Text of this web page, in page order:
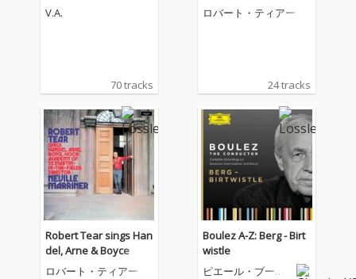
V.A.
70 tracks
ロバート・ティアー
24 tracks
Robert Tear sings Han
del, Arne & Boyce
ロバート・ティアー
Boulez A-Z: Berg - Birt
wistle
ピエール・ブーレ